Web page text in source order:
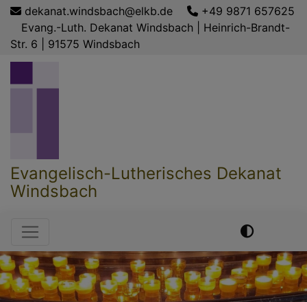
Direkt
Inhalt
dekanat.windsbach@elkb.de
+49 9871 657625
Evang.-Luth. Dekanat Windsbach | Heinrich-Brandt-
Str. 6 | 91575 Windsbach
Evangelisch-Lutherisches Dekanat
Windsbach
Hauptnavigation